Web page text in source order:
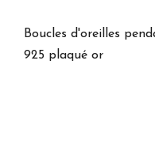
Boucles d'oreilles
925 plaqué or